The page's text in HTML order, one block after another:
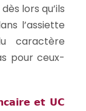
lors qu’ils
l’assiette
caractère
pour ceux-
𝗲𝘁 𝗨𝗖